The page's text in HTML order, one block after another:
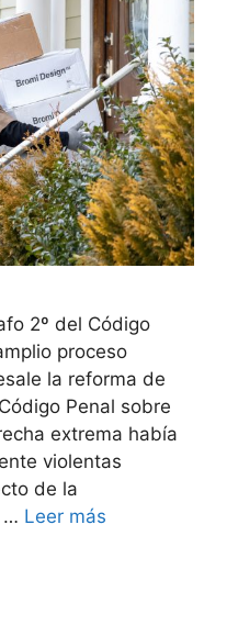
2º del Código
proceso
la reforma de
Penal sobre
extrema había
violentas
de la
… Leer más